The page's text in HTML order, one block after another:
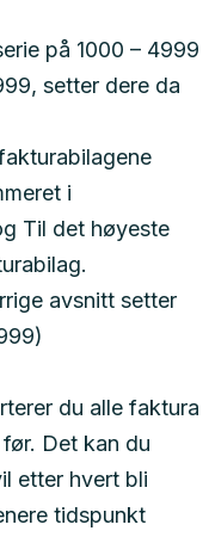
på 1000 – 4999
setter dere da
i
Til det høyeste
avsnitt setter
du alle faktura
Det kan du
etter hvert bli
tidspunkt